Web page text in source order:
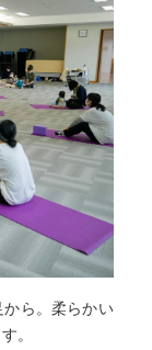
ら。柔らかい
。